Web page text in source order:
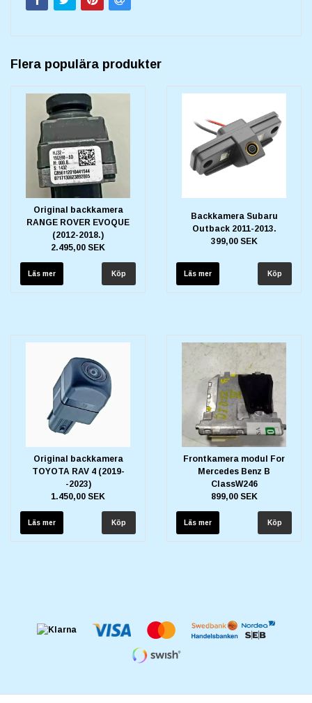
Flera populära produkter
Original backkamera
RANGE ROVER EVOQUE
(2012-2018.)
2.495,00 SEK
Läs mer
Backkamera Subaru
Outback 2011-2013.
399,00 SEK
Läs mer
Original backkamera
TOYOTA RAV 4 (2019-
-2023)
1.450,00 SEK
Läs mer
Frontkamera modul For
Mercedes Benz B
ClassW246
899,00 SEK
Läs mer